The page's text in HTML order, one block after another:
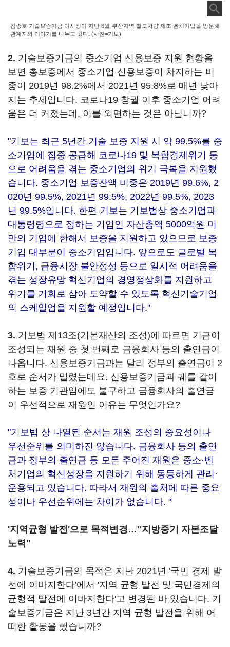
김종호 기술보증기금 이사장이 지난 6월 부산지역 철도차량 제조 벤처기업을 방문해
관계자와 이야기를 나누고 있다. (사진=기보)
2. 기술보증기금의 중소기업 신용보증 지원 현황을
보면 총보증에서 중소기업 신용보증이 차지하는 비
중이 2019년 98.2%에서 2021년 95.8%로 매년 낮아
지는 추세입니다. 코로나19 창궐 이후 중소기업 어려
움은 더 커졌는데, 이를 외면하는 것은 아닙니까?
"기보는 최근 5년간 기술 보증 지원 시 약 99.5%를 중
소기업에 집중 공급해 코로나19 및 복합경제위기 등
으로 어려움을 겪는 중소기업의 위기 극복을 지원했
습니다. 중소기업 보증잔액 비중은 2019년 99.6%, 2
020년 99.5%, 2021년 99.5%, 2022년 99.5%, 2023
년 99.5%입니다. 한편 기보는 기보법상 중소기업과
대통령령으로 정하는 기업인 자산총액 5000억원 미
만의 기업에 한해서 보증을 지원하고 있으므로 보증
기업 대부분이 중소기업입니다. 앞으로도 글로벌 복
합위기, 금융시장 불안정성 등으로 일시적 어려움을
겪는 성장유망 혁신기업의 경영정상화를 지원하고
위기를 기회로 삼아 도약할 수 있도록 혁신기술기업
의 스케일업을 지원할 예정입니다."
3. 기보법 제13조(기본재산의 조성)에 따르면 기금이
조성되는 재원 중 첫 번째로 금융회사 등의 출연금이
나옵니다. 신용보증기금과는 달리 정부의 출연금이 2
호로 순서가 밀렸는데요. 신용보증기금과 궤를 같이
하는 보증 기관임에도 불구하고 금융회사의 출연금
이 우선적으로 재원인 이유는 무엇인가요?
"기보법 상 나열된 순서는 재원 조성의 중요성이나
우선순위를 의미하진 않습니다. 금융회사 등의 출연
금과 정부의 출연금 등 모든 주어진 재원은 중소·벤
처기업의 혁신성장을 지원하기 위해 동등하게 관리·
운용되고 있습니다. 따라서 재원의 출처에 따른 중요
성이나 우선순위에는 차이가 없습니다. "
'지역균형 발전'으로 목적변경…"지방중기 자본조달
노력"
4. 기술보증기금의 목적은 지난 2021년 '국민 경제 발
전에 이바지한다'에서 '지역 균형 발전 및 국민경제의
균형적 발전에 이바지한다'고 변경된 바 있습니다. 기
술보증기금은 지난 3년간 지역 균형 발전을 위해 어
떠한 활동을 했습니까?